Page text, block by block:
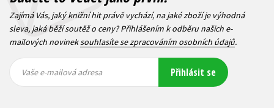
Zajímá Vás, jaký knižní hit právě vychází, na jaké zboží je výhodná
sleva, jaká běží soutěž o ceny? Přihlášením k odběru našich e-
mailových novineksouhlasíte se zpracováním osobních údajů.
mailová
mailová
Vaše e-mailová adresa Přihlásit se